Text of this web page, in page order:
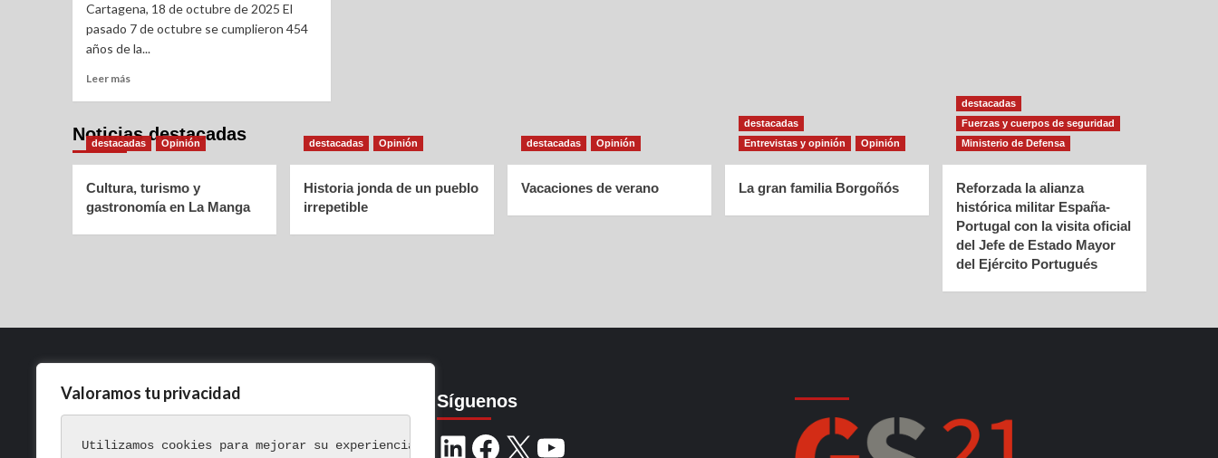
Valoramos tu privacidad
Utilizamos cookies para mejorar su experiencia de navegación,
Cartagena, 18 de octubre de 2025 El
pasado 7 de octubre se cumplieron 454
años de la...
Leer más
Noticias destacadas
destacadas Opinión
Cultura, turismo y
gastronomía en La Manga
destacadas Opinión
Historia jonda de un pueblo
irrepetible
destacadas Opinión
Vacaciones de verano
destacadas
Entrevistas y opinión
Opinión
La gran familia Borgoñós
destacadas
Fuerzas y cuerpos de seguridad
Ministerio de Defensa
Reforzada la alianza
histórica militar España-
Portugal con la visita oficial
del Jefe de Estado Mayor
del Ejército Portugués
Política de Privacidad
Aviso Legal
Política de Cookies
Síguenos